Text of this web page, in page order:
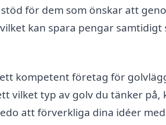
för dem som önskar att
kan spara pengar
kompetent företag för
vilket typ av golv du tänker på,
att förverkliga dina idéer